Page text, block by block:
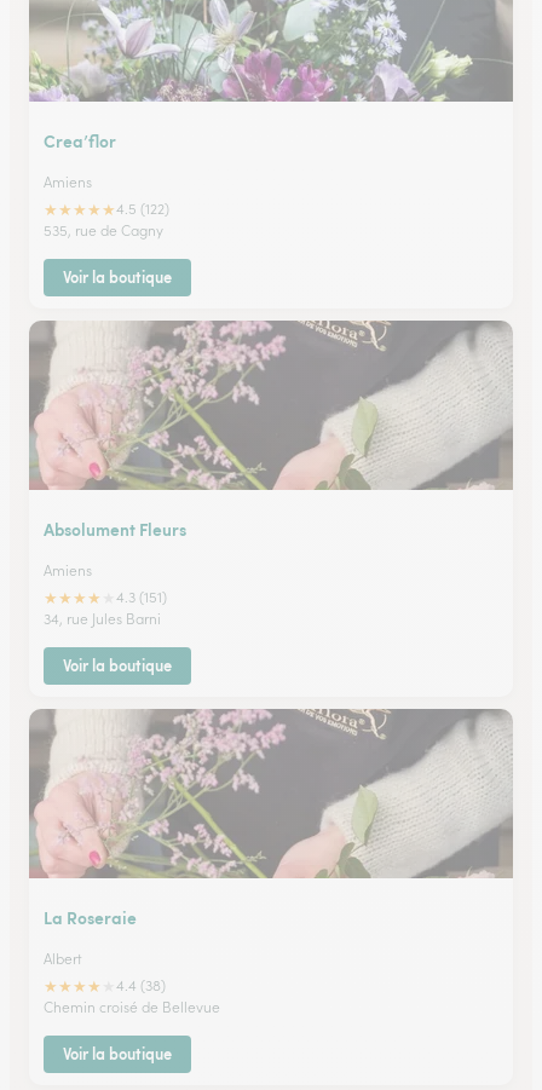
Crea’flor
Amiens
★★★★★4.5 (122)
535, rue de Cagny
Voir la boutique
Absolument Fleurs
Amiens
★★★★
4.3 (151)
34, rue Jules Barni
Voir la boutique
La Roseraie
Albert
★★★★
4.4 (38)
Chemin croisé de Bellevue
Voir la boutique